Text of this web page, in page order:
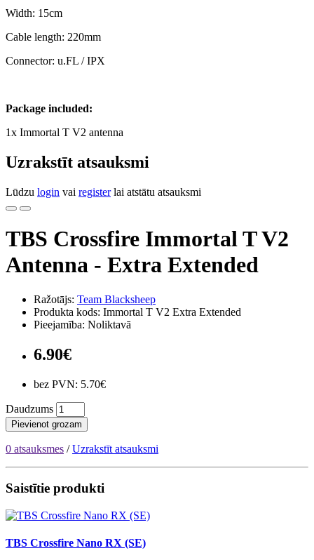
Width: 15cm
Cable length: 220mm
Connector: u.FL / IPX
Package included:
1x Immortal T V2 antenna
Uzrakstīt atsauksmi
Lūdzu login vai registerlai atstātu atsauksmi
TBS Crossfire Immortal T V2
Antenna - Extra Extended
Ražotājs: Team Blacksheep
Produkta kods: Immortal T V2 Extra Extended
Pieejamība: Noliktavā
6.90€
bez PVN: 5.70€
Daudzums
Pievienot grozam
0 atsauksmes /Uzrakstīt atsauksmi
Saistītie produkti
TBS Crossfire Nano RX (SE)